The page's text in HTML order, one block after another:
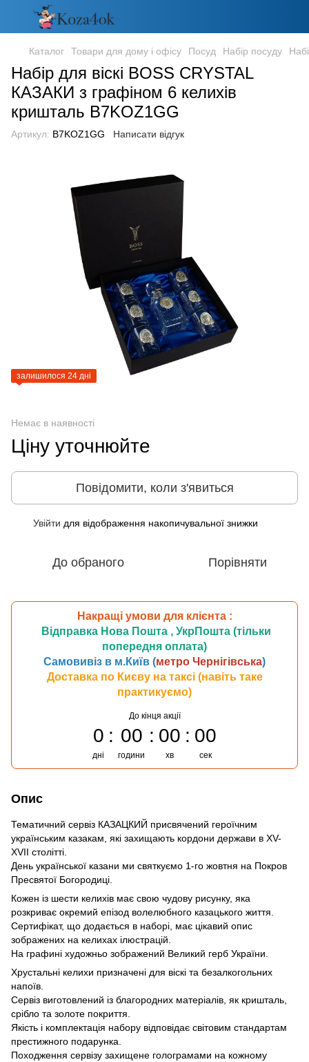
Каталог Товари для дому і офісу Посуд Набір посуду
Набір для віскі BOSS CRYSTAL
КАЗАКИ з графіном 6 келихів
кришталь B7KOZ1GG
Артикул: B7KOZ1GG Написати відгук
залишилося 24 дні
Немає в наявності
Ціну уточнюйте
Повідомити, коли з'явиться
Увійти для відображення накопичувальної знижки
До обраного Порівняти
Накращі умови для клієнта :
Відправка Нова Пошта , УкрПошта (тільки
попередня оплата)
Самовивіз в м.Київ (метро Чернігівська)
Доставка по Києву на таксі (навіть таке
практикуємо)
До кінця акції
0
дні
00
години
00
хв
00
сек
Опис
Тематичний сервіз КАЗАЦКИЙ присвячений героїчним
українським казакам, які захищають кордони держави в XV-
XVII столітті.
День української казани ми святкуємо 1-го жовтня на Покров
Пресвятої Богородиці.
Кожен із шести келихів має свою чудову рисунку, яка
розкриває окремий епізод волелюбного казацького життя.
Сертифікат, що додається в наборі, має цікавий опис
зображених на келихах ілюстрацій.
На графині художньо зображений Великий герб України.
Хрустальні келихи призначені для віскі та безалкогольних
напоїв.
Сервіз виготовлений із благородних матеріалів, як кришталь,
срібло та золоте покриття.
Якість і комплектація набору відповідає світовим стандартам
престижного подарунка.
Походження сервізу захищене голограмами на кожному